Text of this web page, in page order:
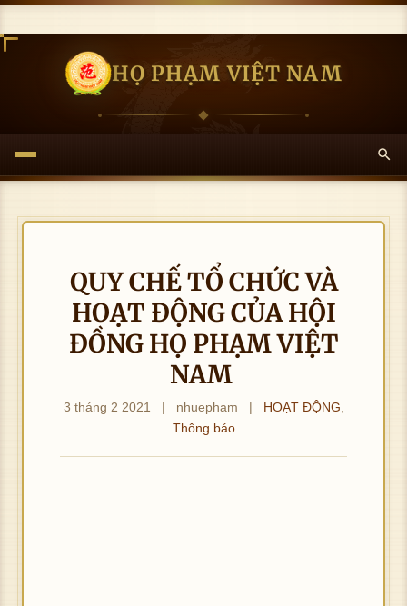
HỌ PHẠM VIỆT NAM
QUY CHẾ TỔ CHỨC VÀ
HOẠT ĐỘNG CỦA HỘI
ĐỒNG HỌ PHẠM VIỆT
NAM
3 tháng 2 2021 | nhuepham | HOẠT ĐỘNG
Thông báo